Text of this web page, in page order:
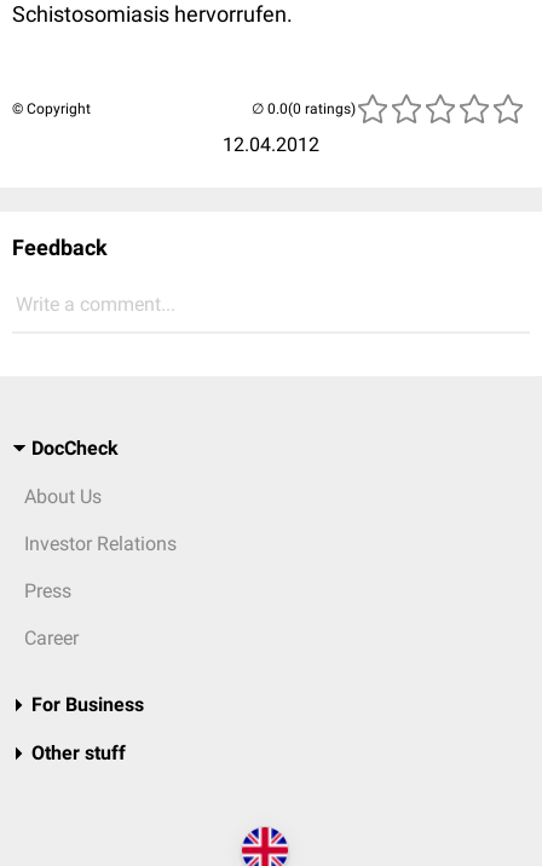
Schistosomiasis hervorrufen.
© Copyright
12.04.2012
(0 ratings)
Feedback
Write a comment...
DocCheck
About Us
Investor Relations
Press
Career
For Business
Other stuff